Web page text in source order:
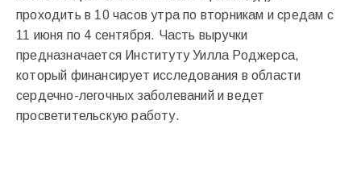
проходить в 10 часов утра по вторникам и средам с
11 июня по 4 сентября. Часть выручки
предназначается Институту Уилла Роджерса,
который финансирует исследования в области
сердечно-легочных заболеваний и ведет
просветительскую работу.